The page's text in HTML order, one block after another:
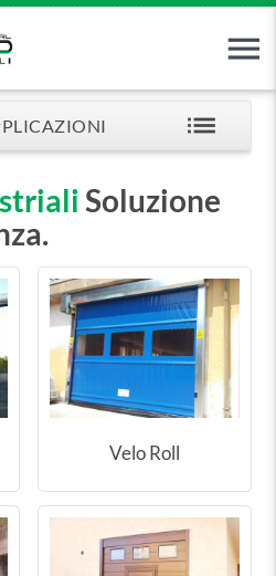
menu
list
Soluzione
Velo Roll